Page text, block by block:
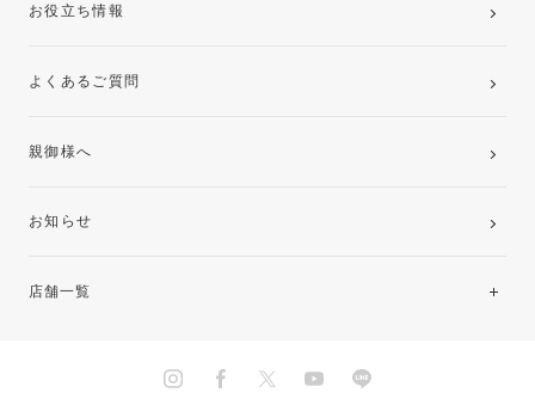
お役立ち情報
よくあるご質問
親御様へ
お知らせ
店舗一覧